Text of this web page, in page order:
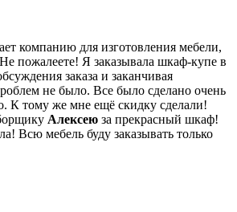
компанию для изготовления мебели,
пожалеете! Я заказывала шкаф-купе в
заказа и заканчивая
не было. Все было сделано очень
К тому же мне ещё скидку сделали!
Алексею за прекрасный шкаф!
Всю мебель буду заказывать только